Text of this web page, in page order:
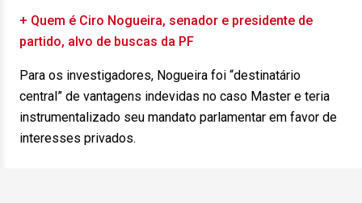
+ Quem é Ciro Nogueira, senador e presidente de
partido, alvo de buscas da PF
Para os investigadores, Nogueira foi “destinatário
central” de vantagens indevidas no caso Master e teria
instrumentalizado seu mandato parlamentar em favor de
interesses privados.